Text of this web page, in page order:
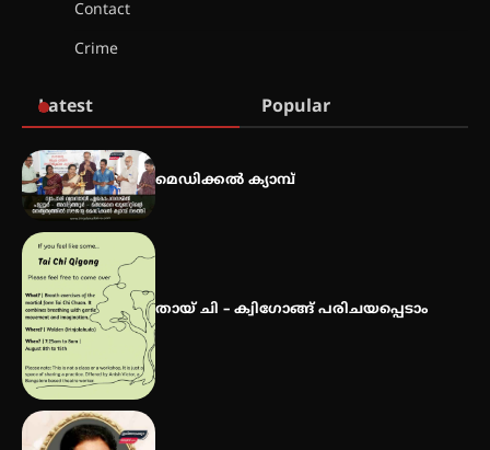
സാധ്യത ഇരിങ്ങാലക്കുടയിൽ 4.4
മില്ലി മീറ്റർ മഴ ലഭിച്ചു
സ്വദേശി ആതിര എം കെ യുടെ
നേട്ടം പ്രതിസന്ധികളോട് പൊരുതി
Contact
Crime
Latest Popular
മെഡിക്കൽ ക്യാമ്പ്
തായ് ചി – ക്വിഗോങ്ങ് പരിചയപ്പെടാം